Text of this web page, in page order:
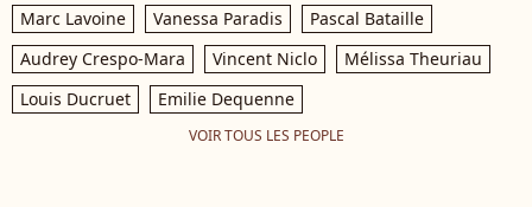
Marc Lavoine Vanessa Paradis
Pascal Bataille
Audrey Crespo-Mara
Vincent Niclo
Mélissa Theuriau
Louis Ducruet
Emilie Dequenne
VOIR TOUS LES PEOPLE